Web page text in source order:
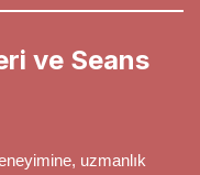
ve Seans
uzmanlık